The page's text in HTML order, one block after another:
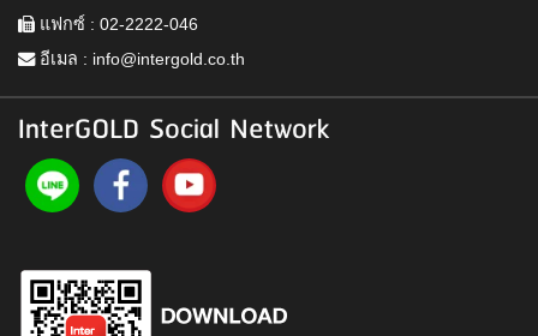
แฟกซ์ : 02-2222-046
อีเมล : info@intergold.co.th
InterGOLD Social Network